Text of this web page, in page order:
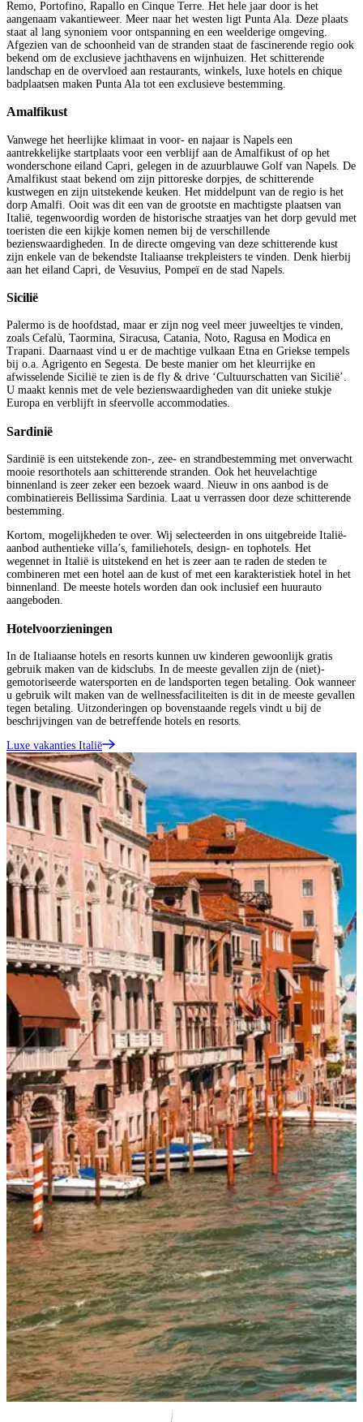
Remo, Portofino, Rapallo en Cinque Terre. Het hele jaar door is het
aangenaam vakantieweer. Meer naar het westen ligt Punta Ala. Deze plaats
staat al lang synoniem voor ontspanning en een weelderige omgeving.
Afgezien van de schoonheid van de stranden staat de fascinerende regio ook
bekend om de exclusieve jachthavens en wijnhuizen. Het schitterende
landschap en de overvloed aan restaurants, winkels, luxe hotels en chique
badplaatsen maken Punta Ala tot een exclusieve bestemming.
Amalfikust
Vanwege het heerlijke klimaat in voor- en najaar is Napels een
aantrekkelijke startplaats voor een verblijf aan de Amalfikust of op het
wonderschone eiland Capri, gelegen in de azuurblauwe Golf van Napels. De
Amalfikust staat bekend om zijn pittoreske dorpjes, de schitterende
kustwegen en zijn uitstekende keuken. Het middelpunt van de regio is het
dorp Amalfi. Ooit was dit een van de grootste en machtigste plaatsen van
Italië, tegenwoordig worden de historische straatjes van het dorp gevuld met
toeristen die een kijkje komen nemen bij de verschillende
bezienswaardigheden. In de directe omgeving van deze schitterende kust
zijn enkele van de bekendste Italiaanse trekpleisters te vinden. Denk hierbij
aan het eiland Capri, de Vesuvius, Pompeï en de stad Napels.
Sicilië
Palermo is de hoofdstad, maar er zijn nog veel meer juweeltjes te vinden,
zoals Cefalù, Taormina, Siracusa, Catania, Noto, Ragusa en Modica en
Trapani. Daarnaast vind u er de machtige vulkaan Etna en Griekse tempels
bij o.a. Agrigento en Segesta. De beste manier om het kleurrijke en
afwisselende Sicilië te zien is de fly & drive ‘Cultuurschatten van Sicilië’.
U maakt kennis met de vele bezienswaardigheden van dit unieke stukje
Europa en verblijft in sfeervolle accommodaties.
Sardinië
Sardinië is een uitstekende zon-, zee- en strandbestemming met onverwacht
mooie resorthotels aan schitterende stranden. Ook het heuvelachtige
binnenland is zeer zeker een bezoek waard. Nieuw in ons aanbod is de
combinatiereis Bellissima Sardinia. Laat u verrassen door deze schitterende
bestemming.
Kortom, mogelijkheden te over. Wij selecteerden in ons uitgebreide Italië-
aanbod authentieke villa’s, familiehotels, design- en tophotels. Het
wegennet in Italië is uitstekend en het is zeer aan te raden de steden te
combineren met een hotel aan de kust of met een karakteristiek hotel in het
binnenland. De meeste hotels worden dan ook inclusief een huurauto
aangeboden.
Hotelvoorzieningen
In de Italiaanse hotels en resorts kunnen uw kinderen gewoonlijk gratis
gebruik maken van de kidsclubs. In de meeste gevallen zijn de (niet)-
gemotoriseerde watersporten en de landsporten tegen betaling. Ook wanneer
u gebruik wilt maken van de wellnessfaciliteiten is dit in de meeste gevallen
tegen betaling. Uitzonderingen op bovenstaande regels vindt u bij de
beschrijvingen van de betreffende hotels en resorts.
Luxe vakanties Italië